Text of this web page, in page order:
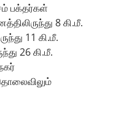
பக்தர்கள்
8 கி.மீ.
11 கி.மீ.
26 கி.மீ.
தொலைவிலும்